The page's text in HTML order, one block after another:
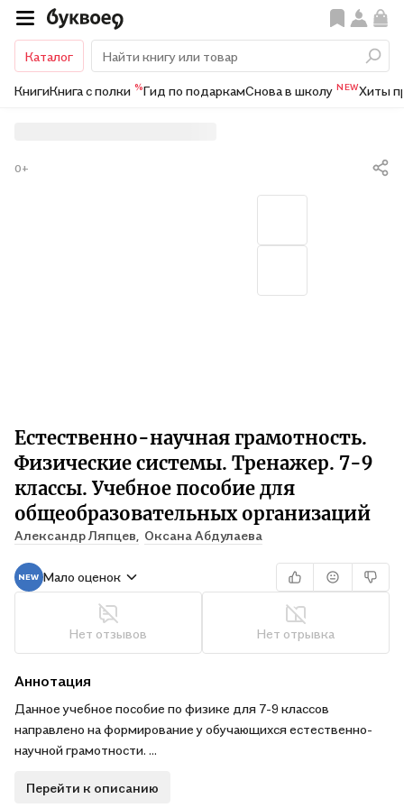
Каталог
КнигиКнига с полки %Гид по подаркамСнова в школу NEWХиты
Естественно-научная грамотность.
Физические системы. Тренажер. 7-9
классы. Учебное пособие для
общеобразовательных организаций
Александр Ляпцев, Оксана Абдулаева
0+
Мало оценок
Нет отзывов Нет отрывка
Аннотация
Данное учебное пособие по физике для 7-9 классов
направлено на формирование у обучающихся естественно-
научной грамотности.
ориентированные задачи, сформированные по принципу
Перейти к описанию